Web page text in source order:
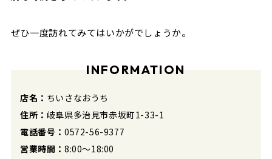
ぜひ一度訪れてみてはいかがでしょうか。
INFORMATION
店名： ちいさなおうち
住所： 岐阜県多治見市赤坂町1-33-1
電話番号： 0572-56-9377
営業時間： 8:00〜18:00